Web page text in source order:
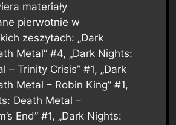
materiały
pierwotnie w
zeszytach: „Dark
Metal” #4, „Dark Nights:
– Trinity Crisis” #1, „Dark
Metal – Robin King” #1,
Death Metal –
End” #1, „Dark Nights: